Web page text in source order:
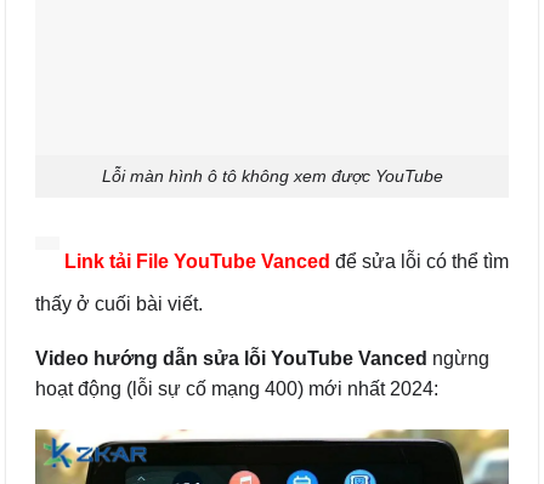
Lỗi màn hình ô tô không xem được YouTube
Link tải File YouTube Vanced để sửa lỗi có thể tìm
thấy ở cuối bài viết.
Video hướng dẫn sửa lỗi YouTube Vanced ngừng
hoạt động (lỗi sự cố mạng 400) mới nhất 2024:
Trình
chơi